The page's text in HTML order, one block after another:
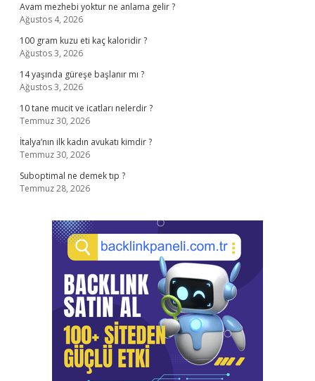
Avam mezhebi yoktur ne anlama gelir ?
Ağustos 4, 2026
100 gram kuzu eti kaç kaloridir ?
Ağustos 3, 2026
14 yaşında güreşe başlanır mı ?
Ağustos 3, 2026
10 tane mucit ve icatları nelerdir ?
Temmuz 30, 2026
İtalya’nın ilk kadın avukatı kimdir ?
Temmuz 30, 2026
Suboptimal ne demek tıp ?
Temmuz 28, 2026